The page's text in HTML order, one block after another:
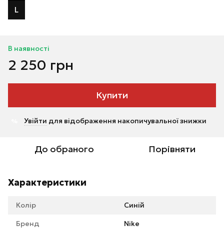
L
В наявності
2 250 грн
Купити
Увійти для відображення накопичувальної знижки
До обраного Порівняти
Характеристики
Колір Синій
Бренд Nike